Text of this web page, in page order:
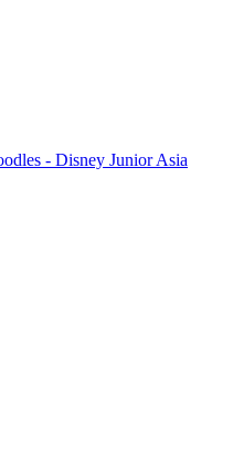
- Disney Junior Asia